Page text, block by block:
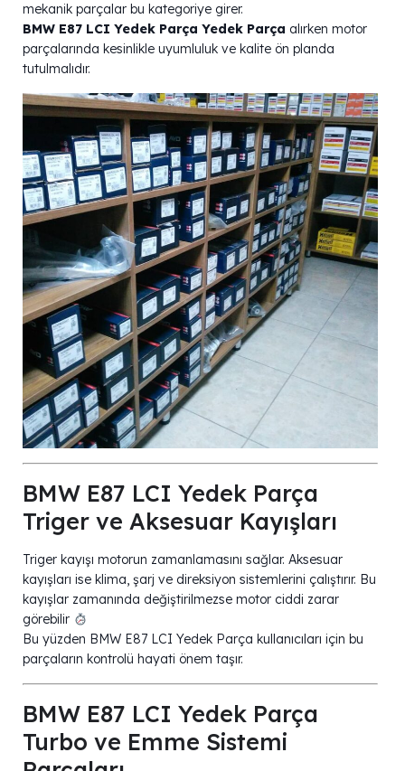
mekanik parçalar bu kategoriye girer.
BMW E87 LCI Yedek Parça Yedek Parça alırken motor
parçalarında kesinlikle uyumluluk ve kalite ön planda
tutulmalıdır.
BMW E87 LCI Yedek Parça
Triger ve Aksesuar Kayışları
Triger kayışı motorun zamanlamasını sağlar. Aksesuar
kayışları ise klima, şarj ve direksiyon sistemlerini çalıştırır. Bu
kayışlar zamanında değiştirilmezse motor ciddi zarar
görebilir
Bu yüzden BMW E87 LCI Yedek Parça kullanıcıları için bu
parçaların kontrolü hayati önem taşır.
BMW E87 LCI Yedek Parça
Turbo ve Emme Sistemi